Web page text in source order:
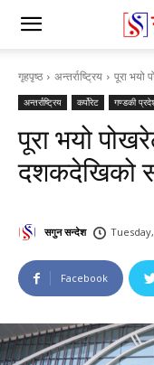
गृहपृष्ठ अन्तर्राष्ट्रिय पूरा भयो
अन्तर्राष्ट्रिय कर्पोरेट गण्डकी
पूरा भयो
दशकदेखिको
सगुन सन्देश
Facebook